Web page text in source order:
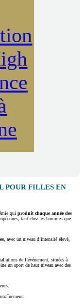
POUR FILLES EN
qui produit chaque année des
tant chez les hommes que
, avec un niveau d’intensité élevé,
de l’événement, situées à
un sport de haut niveau avec des